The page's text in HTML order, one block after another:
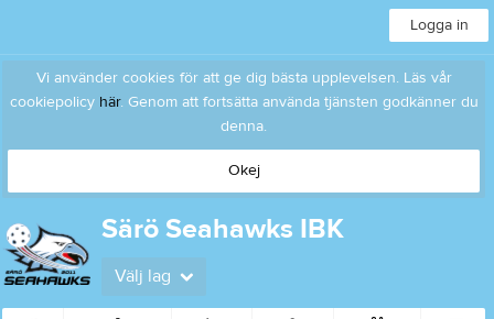
Logga in
Vi använder cookies för att ge dig bästa upplevelsen. Läs vår
cookiepolicy här. Genom att fortsätta använda tjänsten godkänner du
denna.
Okej
Särö Seahawks IBK
Välj lag